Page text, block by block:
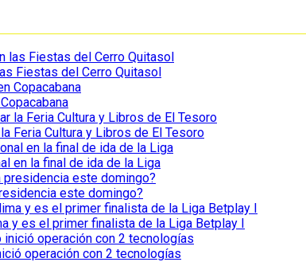
Fiestas del Cerro Quitasol
Feria Cultura y Libros de El Tesoro
en la final de ida de la Liga
este domingo?
y es el primer finalista de la Liga Betplay I
operación con 2 tecnologías